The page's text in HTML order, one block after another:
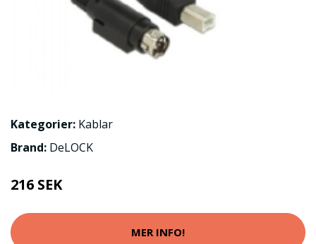
Kategorier: Kablar
Brand: DeLOCK
216 SEK
MER INFO!